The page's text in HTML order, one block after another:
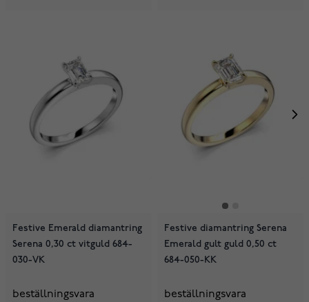
Festive Emerald diamantring
Serena 0,30 ct vitguld 684-
030-VK
beställningsvara
Festive diamantring Serena
Emerald gult guld 0,50 ct
684-050-KK
beställningsvara